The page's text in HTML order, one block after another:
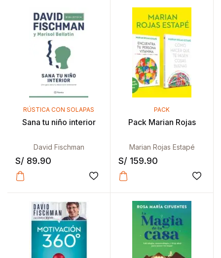
RÚSTICA CON SOLAPAS
Sana tu niño interior
David Fischman
S/ 89.90
Añadir a la lista de deseos
PACK
Pack Marian Rojas
Marian Rojas Estapé
S/ 159.90